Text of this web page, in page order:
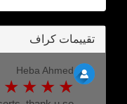
تقييمات كراف
Heba Ahmed